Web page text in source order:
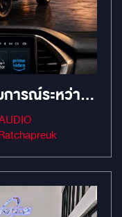
ารณ์ระหว่าง
ใหญ่ #MirageRatchapreuk